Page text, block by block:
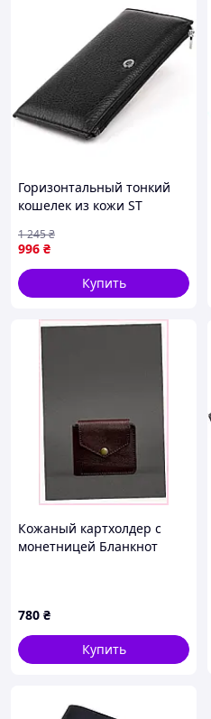
Горизонтальный тонкий
кошелек из кожи ST
19х9,5х2,5 см D3-2026
996 ₴
1 245₴
Купить
Кожаный картхолдер с
монетницей Бланкнот
780 ₴
Купить